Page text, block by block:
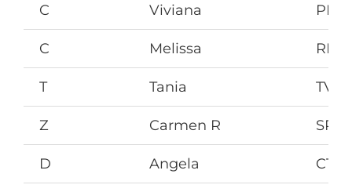
C Viviana PR
C Melissa RM
T Tania TV
Z Carmen R SR
D Angela CT